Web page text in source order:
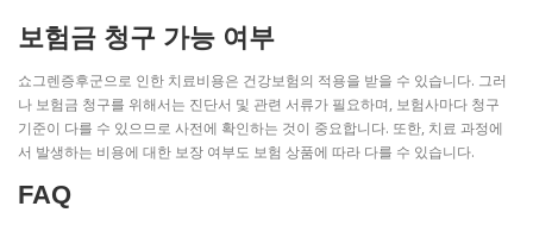
보험금 청구 가능 여부
쇼그렌증후군으로 인한 치료비용은 건강보험의 적용을 받을 수 있습니다. 그러
나 보험금 청구를 위해서는 진단서 및 관련 서류가 필요하며, 보험사마다 청구
기준이 다를 수 있으므로 사전에 확인하는 것이 중요합니다. 또한, 치료 과정에
서 발생하는 비용에 대한 보장 여부도 보험 상품에 따라 다를 수 있습니다.
FAQ